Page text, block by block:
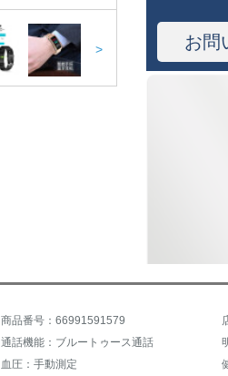
> お問
商品番号：66991591579
通話機能：ブルートゥース通話
血圧：手動測定